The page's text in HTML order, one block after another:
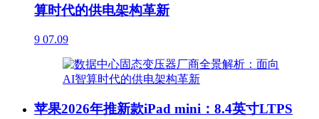
算时代的供电架构革新
9 07.09
苹果2026年推新款iPad mini：8.4英寸LTPS